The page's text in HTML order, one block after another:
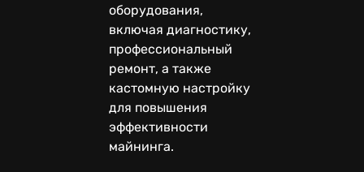
оборудования,
включая диагностику,
профессиональный
ремонт, а также
кастомную настройку
для повышения
эффективности
майнинга.